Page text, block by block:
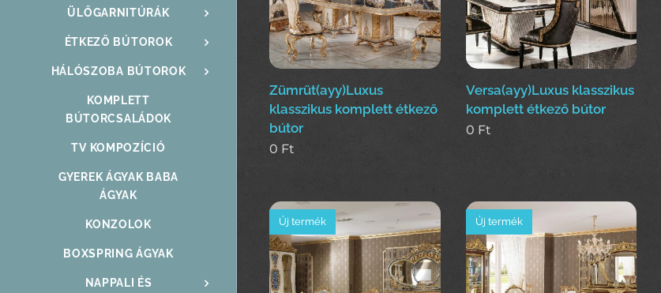
ÜLŐGARNITÚRÁK
ÉTKEZŐ BÚTOROK
HÁLÓSZOBA BÚTOROK
KOMPLETT
BÚTORCSALÁDOK
TV KOMPOZÍCIÓ
GYEREK ÁGYAK BABA
ÁGYAK
KONZOLOK
BOXSPRING ÁGYAK
NAPPALI ÉS
Zümrüt(ayy)Luxus
klasszikus komplett étkező
bútor
0 Ft
Versa(ayy)Luxus klasszikus
komplett étkező bútor
0 Ft
Új termék Új termék